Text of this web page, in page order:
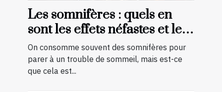
Les somnifères : quels en
sont les effets néfastes et les
palliatifs ?
On consomme souvent des somnifères pour
parer à un trouble de sommeil, mais est-ce
que cela est...